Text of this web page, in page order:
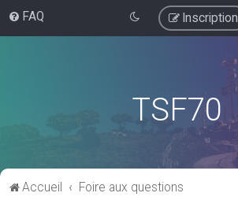
FAQ Inscription
TSF70
Accueil Foire aux questions